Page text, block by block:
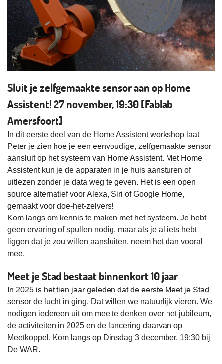
Sluit je zelfgemaakte sensor aan op Home
Assistent! 27 november, 19:30 [Fablab
Amersfoort]
In dit eerste deel van de Home Assistent workshop laat
Peter je zien hoe je een eenvoudige, zelfgemaakte sensor
aansluit op het systeem van Home Assistent. Met Home
Assistent kun je de apparaten in je huis aansturen of
uitlezen zonder je data weg te geven. Het is een open
source alternatief voor Alexa, Siri of Google Home,
gemaakt voor doe-het-zelvers!
Kom langs om kennis te maken met het systeem. Je hebt
geen ervaring of spullen nodig, maar als je al iets hebt
liggen dat je zou willen aansluiten, neem het dan vooral
mee.
Meet je Stad bestaat binnenkort 10 jaar
In 2025 is het tien jaar geleden dat de eerste Meet je Stad
sensor de lucht in ging. Dat willen we natuurlijk vieren. We
nodigen iedereen uit om mee te denken over het jubileum,
de activiteiten in 2025 en de lancering daarvan op
Meetkoppel. Kom langs op Dinsdag 3 december, 19:30 bij
De WAR.